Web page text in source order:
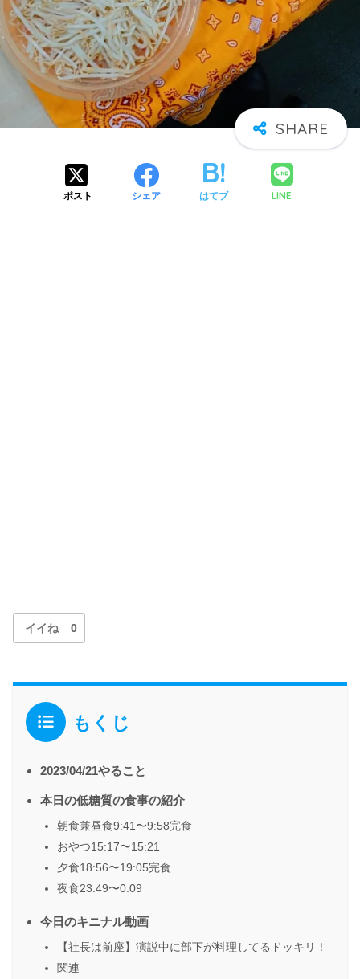
ポスト シェア はてブ LINE
イイね 0
もくじ
2023/04/21やること
本日の低糖質の食事の紹介
朝食兼昼食9:41〜9:58完食
おやつ15:17〜15:21
夕食18:56〜19:05完食
夜食23:49〜0:09
今日のキニナル動画
【社長は前座】演説中に部下が料理してるドッキリ！
関連